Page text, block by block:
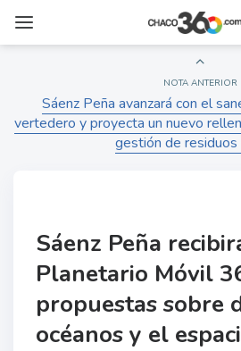
NOTA ANTERIOR
Sáenz Peña avanzará con el
vertedero y proyecta un nuevo
gestión de
Sáenz Peña
Planetario Móvil
propuestas sobre
océanos y el